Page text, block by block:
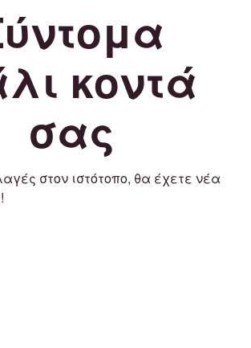
κοντά
σας
στον ιστότοπο, θα έχετε νέα